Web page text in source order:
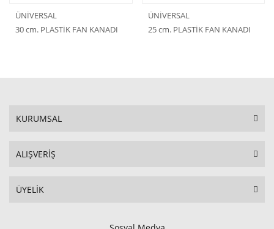
ÜNİVERSAL
30 cm. PLASTİK FAN KANADI
ÜNİVERSAL
25 cm. PLASTİK FAN KANADI
KURUMSAL
ALIŞVERİŞ
ÜYELİK